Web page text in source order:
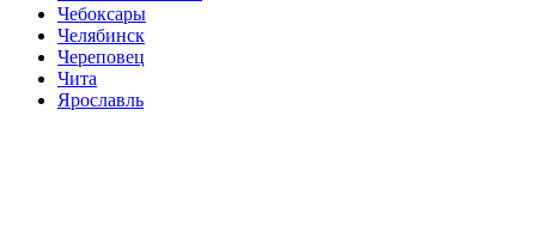
Чебоксары
Челябинск
Череповец
Чита
Ярославль